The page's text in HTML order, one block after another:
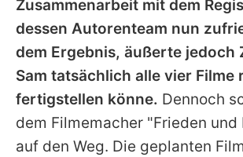
Zusammenarbeit mit dem
dessen Autorenteam nun
dem Ergebnis, äußerte jedoch
Sam tatsächlich alle vier Filme
fertigstellen könne. Dennoch
dem Filmemacher "Frieden
auf den Weg. Die geplanten